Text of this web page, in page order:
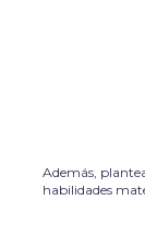
Además,
habilidades